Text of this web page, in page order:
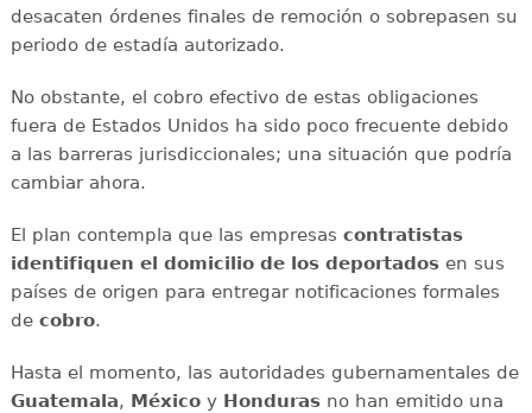
desacaten órdenes finales de remoción o sobrepasen su
periodo de estadía autorizado.
No obstante, el cobro efectivo de estas obligaciones
fuera de Estados Unidos ha sido poco frecuente debido
a las barreras jurisdiccionales; una situación que podría
cambiar ahora.
El plan contempla que las empresas contratistas
identifiquen el domicilio de los deportadosen sus
países de origen para entregar notificaciones formales
de cobro.
Hasta el momento, las autoridades gubernamentales de
Guatemala, Méxicoy Hondurasno han emitido una